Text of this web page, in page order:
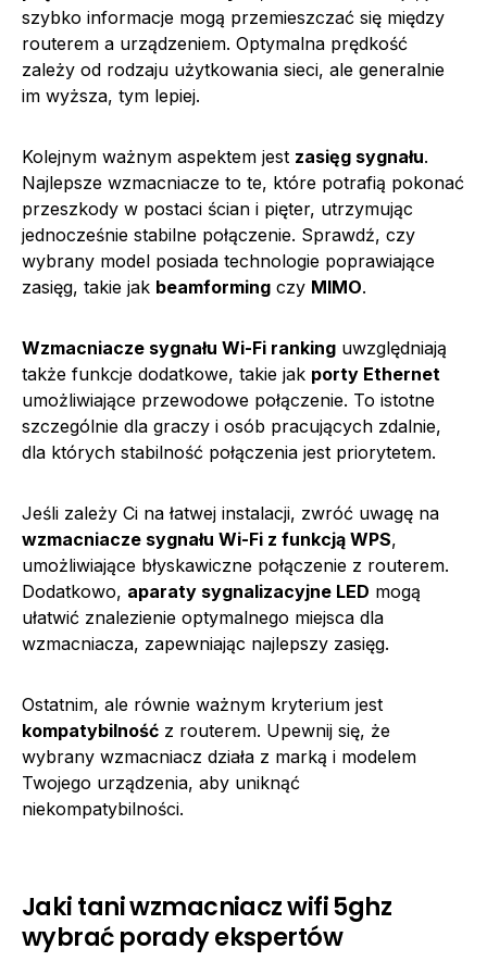
szybko informacje mogą przemieszczać się między
routerem a urządzeniem. Optymalna prędkość
zależy od rodzaju użytkowania sieci, ale generalnie
im wyższa, tym lepiej.
Kolejnym ważnym aspektem jest zasięg sygnału.
Najlepsze wzmacniacze to te, które potrafią pokonać
przeszkody w postaci ścian i pięter, utrzymując
jednocześnie stabilne połączenie. Sprawdź, czy
wybrany model posiada technologie poprawiające
zasięg, takie jak beamforming czy MIMO.
Wzmacniacze sygnału Wi-Fi ranking uwzględniają
także funkcje dodatkowe, takie jak porty Ethernet
umożliwiające przewodowe połączenie. To istotne
szczególnie dla graczy i osób pracujących zdalnie,
dla których stabilność połączenia jest priorytetem.
Jeśli zależy Ci na łatwej instalacji, zwróć uwagę na
wzmacniacze sygnału Wi-Fi z funkcją WPS,
umożliwiające błyskawiczne połączenie z routerem.
Dodatkowo, aparaty sygnalizacyjne LED mogą
ułatwić znalezienie optymalnego miejsca dla
wzmacniacza, zapewniając najlepszy zasięg.
Ostatnim, ale równie ważnym kryterium jest
kompatybilność z routerem. Upewnij się, że
wybrany wzmacniacz działa z marką i modelem
Twojego urządzenia, aby uniknąć
niekompatybilności.
Jaki tani wzmacniacz wifi 5ghz
wybrać porady ekspertów